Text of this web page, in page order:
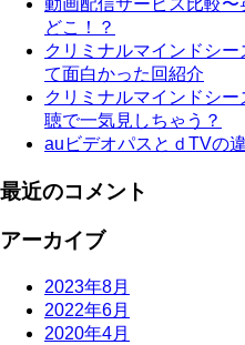
どこ！？
クリミナルマインドシ
て面白かった回紹介
クリミナルマインドシ
聴で一気見しちゃう？
auビデオパスとｄTVの
最近のコメント
アーカイブ
2023年8月
2022年6月
2020年4月